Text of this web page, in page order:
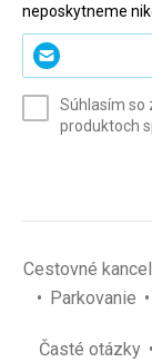
neposkytneme
Zadajte
svoj
(povinné)
Súhlasím so
produktoch
Cestovné
Parkovanie
Časté otázky